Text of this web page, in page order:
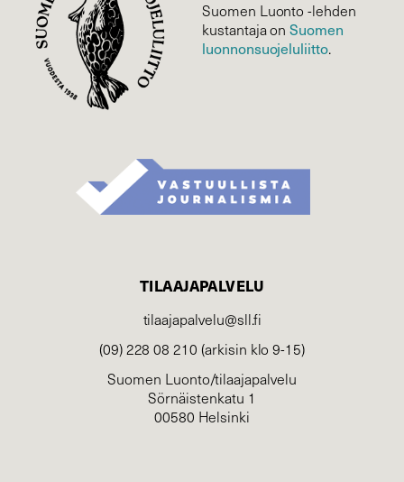
Suomen Luonto -lehden
kustantaja onSuomen
luonnonsuojelu­liitto.
TILAAJAPALVELU
tilaajapalvelu@sll.fi
(09) 228 08 210 (arkisin klo 9-15)
Suomen Luonto/tilaajapalvelu
Sörnäistenkatu 1
00580 Helsinki